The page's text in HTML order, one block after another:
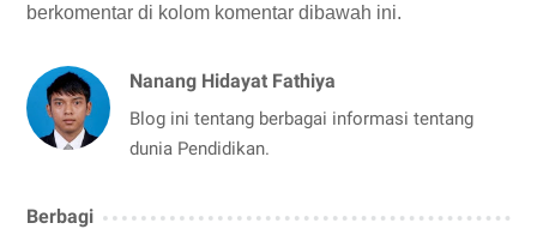
berkomentar di kolom komentar dibawah ini.
Nanang Hidayat Fathiya
Blog ini tentang berbagai informasi tentang
dunia Pendidikan.
Berbagi